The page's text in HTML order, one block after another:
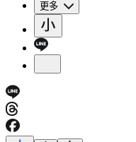
更多